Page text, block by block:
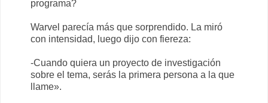
programa?
Warvel parecía más que sorprendido. La miró
con intensidad, luego dijo con fiereza:
-Cuando quiera un proyecto de investigación
sobre el tema, serás la primera persona a la que
llame».